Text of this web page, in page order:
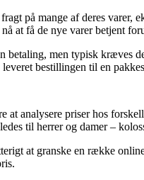
på mange af deres
at få de nye varer betjent
betaling, men typisk kræves
bestillingen til en
at analysere priser hos
til herrer og damer –
at granske en række